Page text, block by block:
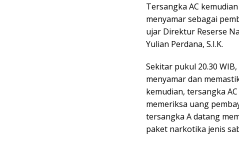
Tersangka AC
menyamar sebagai
ujar Direktur Reserse
Yulian Perdana, S.I.K.
Sekitar pukul 20.30
menyamar dan
kemudian, tersangka
memeriksa uang
tersangka A datang
paket narkotika jenis